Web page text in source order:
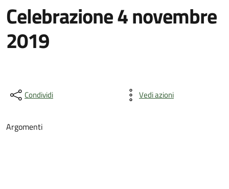
Celebrazione 4 novembre
2019
Condividi Vedi azioni
Argomenti